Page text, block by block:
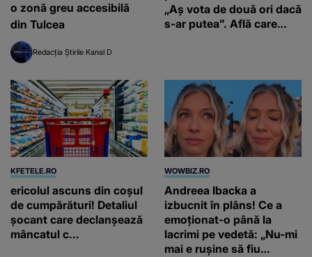
o zonă greu accesibilă
din Tulcea
Redacția Știrile Kanal D
„Aș vota de două ori dacă
s-ar putea”. Află care
19:00, la Kanal D
KFETELE.RO
ericolul ascuns din coșul
de cumpărături! Detaliul
șocant care declanșează
mâncatul c...
WOWBIZ.RO
Andreea Ibacka a
izbucnit în plâns! Ce a
emoționat-o până la
lacrimi pe vedetă: „Nu-mi
mai e rușine să fiu